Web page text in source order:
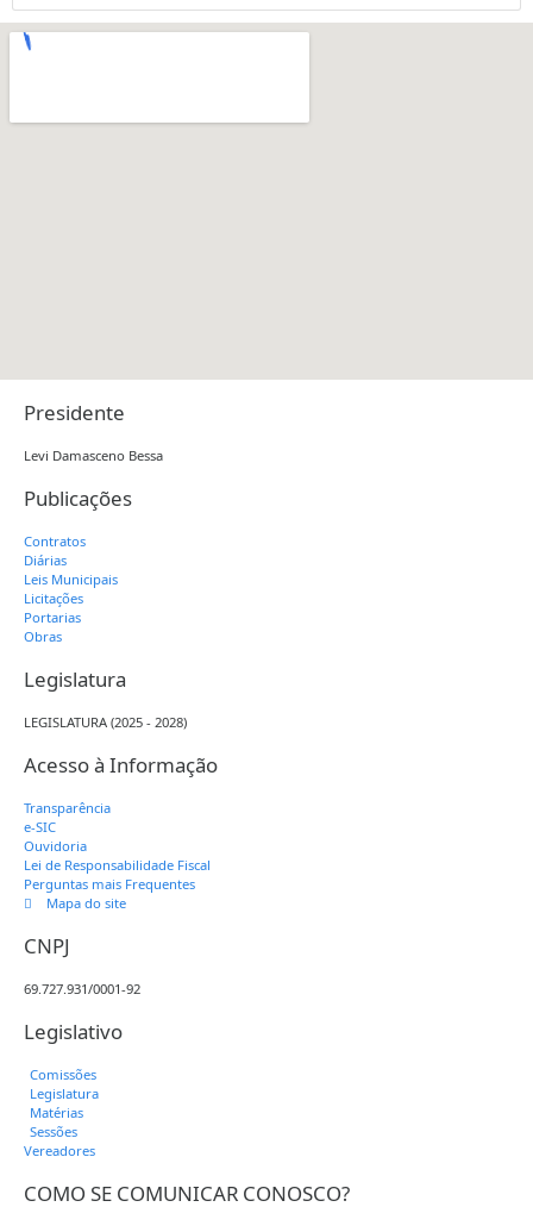
Presidente
Levi Damasceno Bessa
Publicações
Contratos
Diárias
Leis Municipais
Licitações
Portarias
Obras
Legislatura
LEGISLATURA (2025 - 2028)
Acesso à Informação
Transparência
e-SIC
Ouvidoria
Lei de Responsabilidade Fiscal
Perguntas mais Frequentes
Mapa do site
CNPJ
69.727.931/0001-92
Legislativo
Comissões
Legislatura
Matérias
Sessões
Vereadores
COMO SE COMUNICAR CONOSCO?